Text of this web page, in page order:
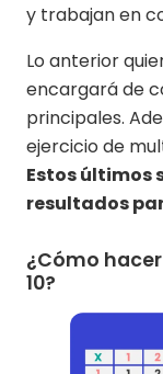
y trabajan en
Lo anterior
encargará de
principales.
ejercicio de
Estos últimos
resultados
¿Cómo
10?